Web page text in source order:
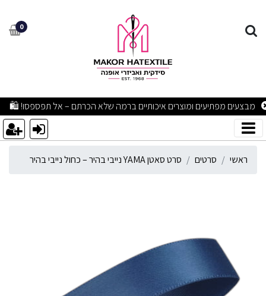
סרט סאטן YAMA נייבי בהיר – כחול נייבי בהיר 0
מבצעים מפתיעים ומוצרים איכותיים ברמה שלא הכרתם – אל
ראשי סרטים סרט סאטן YAMA נייבי בהיר – כחול נייבי בהיר